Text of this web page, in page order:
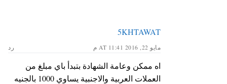
5KHTAWAT
مايو 22, 2016 AT 11:41 م رد
اه ممكن وعامة الشهادة بتبدأ باي مبلغ من
العملات العربية والاجنبية يساوي 1000 بالجنيه